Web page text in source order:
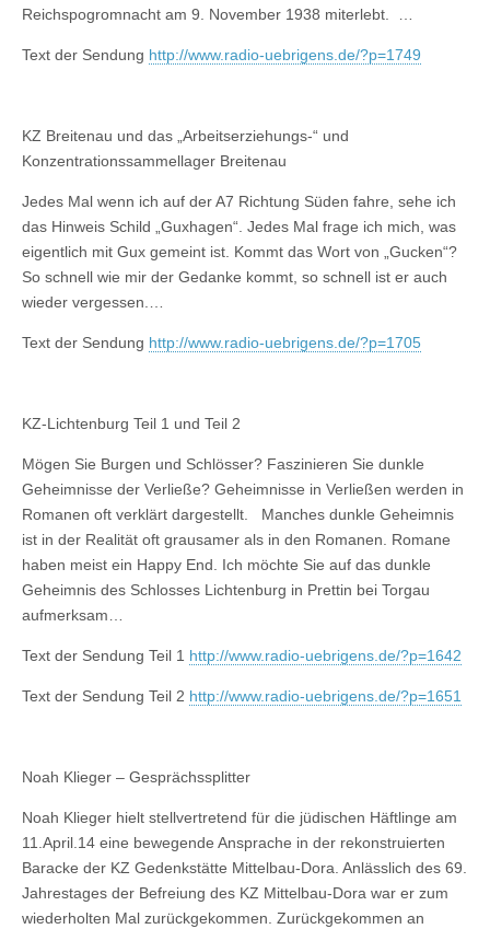
Reichspogromnacht am 9. November 1938 miterlebt. …
Text der Sendung http://www.radio-uebrigens.de/?p=1749
KZ Breitenau und das „Arbeitserziehungs-“ und
Konzentrationssammellager Breitenau
Jedes Mal wenn ich auf der A7 Richtung Süden fahre, sehe ich
das Hinweis Schild „Guxhagen“. Jedes Mal frage ich mich, was
eigentlich mit Gux gemeint ist. Kommt das Wort von „Gucken“?
So schnell wie mir der Gedanke kommt, so schnell ist er auch
wieder vergessen.…
Text der Sendung http://www.radio-uebrigens.de/?p=1705
KZ-Lichtenburg Teil 1 und Teil 2
Mögen Sie Burgen und Schlösser? Faszinieren Sie dunkle
Geheimnisse der Verließe? Geheimnisse in Verließen werden in
Romanen oft verklärt dargestellt. Manches dunkle Geheimnis
ist in der Realität oft grausamer als in den Romanen. Romane
haben meist ein Happy End. Ich möchte Sie auf das dunkle
Geheimnis des Schlosses Lichtenburg in Prettin bei Torgau
aufmerksam…
Text der Sendung Teil 1 http://www.radio-uebrigens.de/?p=1642
Text der Sendung Teil 2 http://www.radio-uebrigens.de/?p=1651
Noah Klieger – Gesprächssplitter
Noah Klieger hielt stellvertretend für die jüdischen Häftlinge am
11.April.14 eine bewegende Ansprache in der rekonstruierten
Baracke der KZ Gedenkstätte Mittelbau-Dora. Anlässlich des 69.
Jahrestages der Befreiung des KZ Mittelbau-Dora war er zum
wiederholten Mal zurückgekommen. Zurückgekommen an